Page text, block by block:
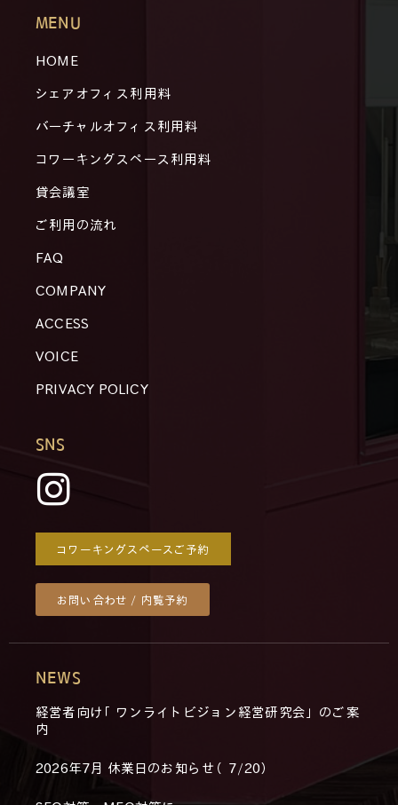
MENU
HOME
シェアオフィス利用料
バーチャルオフィス利用料
コワーキングスペース利用料
貸会議室
ご利用の流れ
FAQ
COMPANY
ACCESS
VOICE
PRIVACY POLICY
SNS
コワーキングスペースご予約
お問い合わせ / 内覧予約
NEWS
経営者向け「ワンライトビジョン経営研究会」のご案
内
2026年7月 休業日のお知らせ（7/20）